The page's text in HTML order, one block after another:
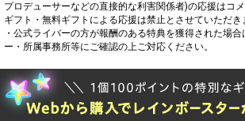
プロデューサーなどの直接的な利害関係者)の応援はコ
ギフト・無料ギフトによる応援は禁止とさせていただき
・公式ライバーの方が報酬のある特典を獲得された場